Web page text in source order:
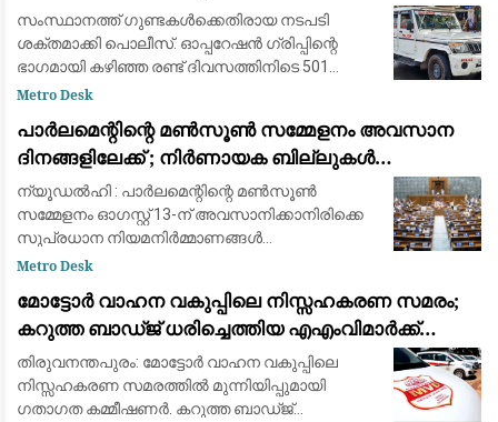
സംസ്ഥാനത്ത് ഗുണ്ടകൾക്കെതിരായ നടപടി
ശക്തമാക്കി പൊലീസ്. ഓപ്പറേഷൻ ഗ്രിപ്പിന്റെ
ഭാഗമായി കഴിഞ്ഞ രണ്ട് ദിവസത്തിനിടെ 501
ഗുണ്ടകളെയാണ് പിടികൂടിയത്. ഗുണ്ടകളെയും
സ്രോതസ്സുകളെയും പൊലീസ് ന
Metro Desk
പാർലമെന്റിന്റെ മൺസൂൺ സമ്മേളനം അവസാന
ദിനങ്ങളിലേക്ക് ; നിർണായക ബില്ലുകൾ
പാസാക്കാൻ കേന്ദ്ര സർക്കർ നിക്കം
ന്യൂഡൽഹി : പാർലമെന്റിന്റെ മൺസൂൺ
സമ്മേളനം ഓഗസ്റ്റ് 13-ന് അവസാനിക്കാനിരിക്കെ
സുപ്രധാന നിയമനിർമ്മാണങ്ങൾ
നടപ്പിലാക്കുന്നതിനെച്ചൊല്ലി ഭരണ-പ്രതിപക്ഷ
രാഷ്ട്രീയ വിഷയങ
Metro Desk
മോട്ടോർ വാഹന വകുപ്പിലെ നിസ്സഹകരണ സമരം;
കറുത്ത ബാഡ്ജ് ധരിച്ചെത്തിയ എഎംവിമാർക്ക്
മെമ്മോ അയച്ച് ഗതാഗത കമ്മീഷണർ
തിരുവനന്തപുരം: മോട്ടോർ വാഹന വകുപ്പിലെ
നിസ്സഹകരണ സമരത്തിൽ മുന്നിയിപ്പുമായി
ഗതാഗത കമ്മീഷണർ. കറുത്ത ബാഡ്ജ്